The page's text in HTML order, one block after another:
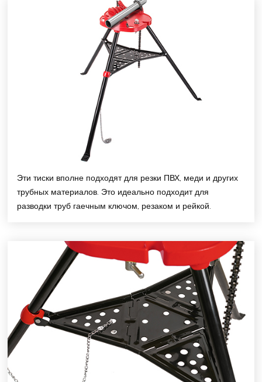
Эти тиски вполне подходят для резки ПВХ, меди и других
трубных материалов. Это идеально подходит для
разводки труб гаечным ключом, резаком и рейкой.